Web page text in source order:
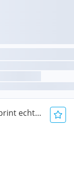
echte